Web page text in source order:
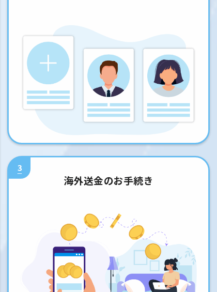
3
海外送金のお手続き